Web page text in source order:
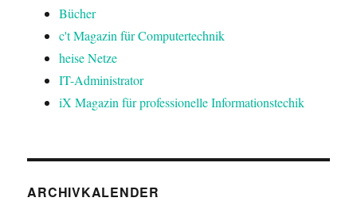
Bücher
c't Magazin für Computertechnik
heise Netze
IT-Administrator
iX Magazin für professionelle Informationstechik
ARCHIVKALENDER